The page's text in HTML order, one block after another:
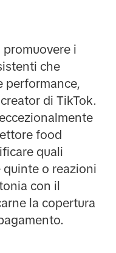
i
che
performance,
di TikTok.
food
quali
o reazioni
con il
la copertura